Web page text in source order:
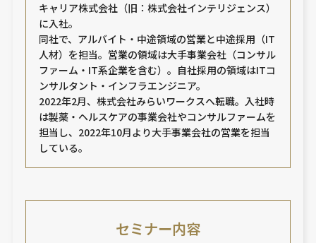
キャリア株式会社（旧：株式会社インテリジェンス）
に入社。
同社で、アルバイト・中途領域の営業と中途採用（IT
人材）を担当。営業の領域は大手事業会社（コンサル
ファーム・IT系企業を含む）。自社採用の領域はITコ
ンサルタント・インフラエンジニア。
2022年2月、株式会社みらいワークスへ転職。入社時
は製薬・ヘルスケアの事業会社やコンサルファームを
担当し、2022年10月より大手事業会社の営業を担当
している。
セミナー内容